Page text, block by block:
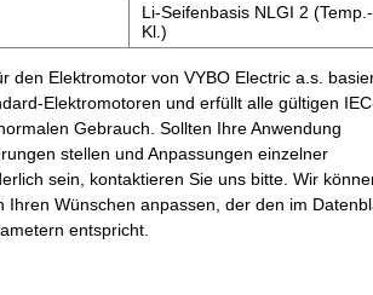
Li-Seifenbasis NLGI 2 (Temp.-
Kl.)
den Elektromotor von VYBO Electric a.s.
Elektromotoren und erfüllt alle gültigen
Gebrauch. Sollten Ihre Anwendung
stellen und Anpassungen einzelner
sein, kontaktieren Sie uns bitte. Wir
Ihren Wünschen anpassen, der den im
entspricht.